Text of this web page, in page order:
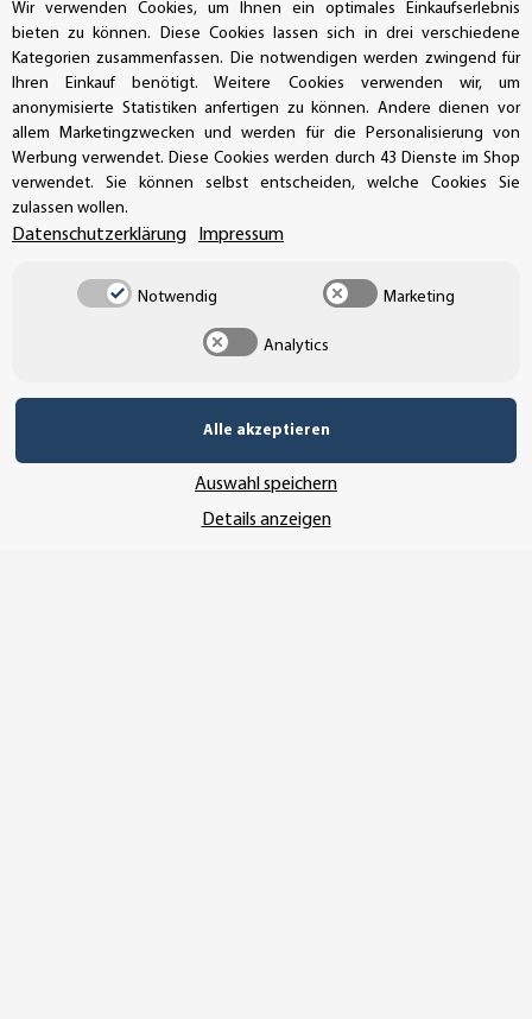
Buchhaltung: +49 (0)39-201-28-98-17
info@aufkleberdealer.de
UNSER AFFILIATE-PROGRAMM
UNSER VERSANDDIENSTLEISTER
Wir verwenden Cookies, um Ihnen ein optimales Einkaufserlebnis
bieten zu können. Diese Cookies lassen sich in drei verschiedene
Kategorien zusammenfassen. Die notwendigen werden zwingend für
Ihren Einkauf benötigt. Weitere Cookies verwenden wir, um
anonymisierte Statistiken anfertigen zu können. Andere dienen vor
allem Marketingzwecken und werden für die Personalisierung von
Werbung verwendet. Diese Cookies werden durch 43 Dienste im Shop
verwendet. Sie können selbst entscheiden, welche Cookies Sie
zulassen wollen.
Datenschutzerklärung Impressum
Notwendig Marketing
Analytics
Alle akzeptieren
Auswahl speichern
Details anzeigen